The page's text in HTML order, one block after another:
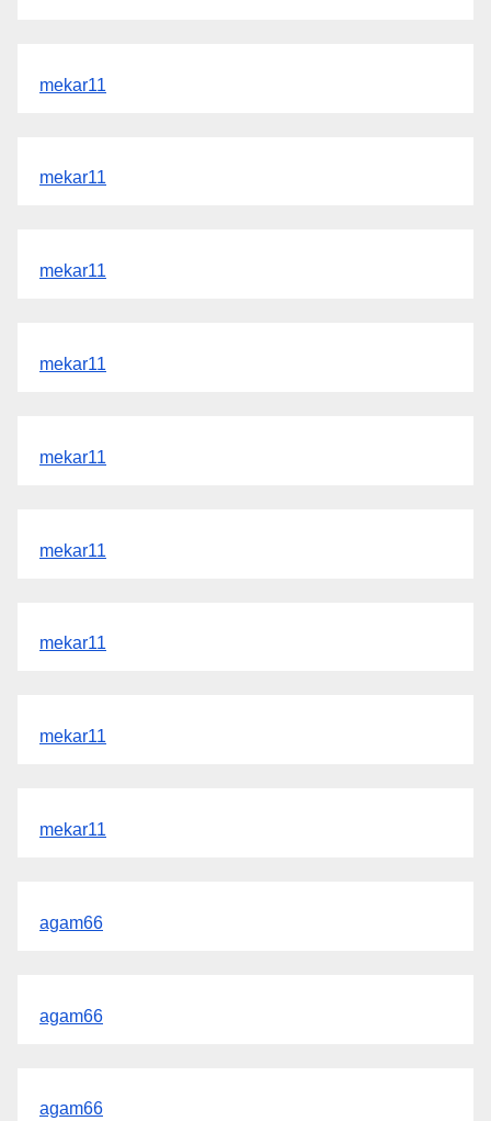
mekar11
mekar11
mekar11
mekar11
mekar11
mekar11
mekar11
mekar11
mekar11
agam66
agam66
agam66